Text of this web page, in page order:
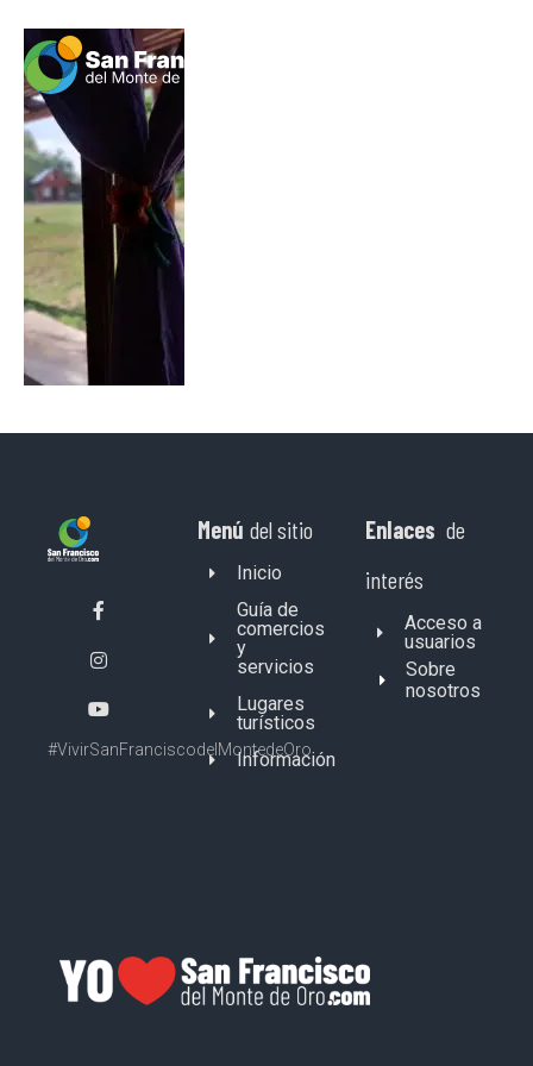
#VivirSanFranciscodelMontedeOro
Menú del sitio
Inicio
Guía de
comercios
y
servicios
Lugares
turísticos
Información
Enlaces de
interés
Acceso a
usuarios
Sobre
nosotros